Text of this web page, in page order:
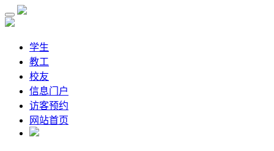
学生
教工
校友
信息门户
访客预约
网站首页